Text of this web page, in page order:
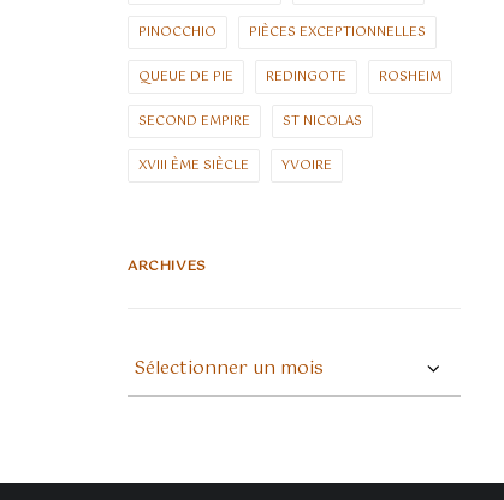
PINOCCHIO PIÈCES EXCEPTIONNELLES
QUEUE DE PIE REDINGOTE ROSHEIM
SECOND EMPIRE ST NICOLAS
XVIII ÈME SIÈCLE YVOIRE
ARCHIVES
ARCHIVES